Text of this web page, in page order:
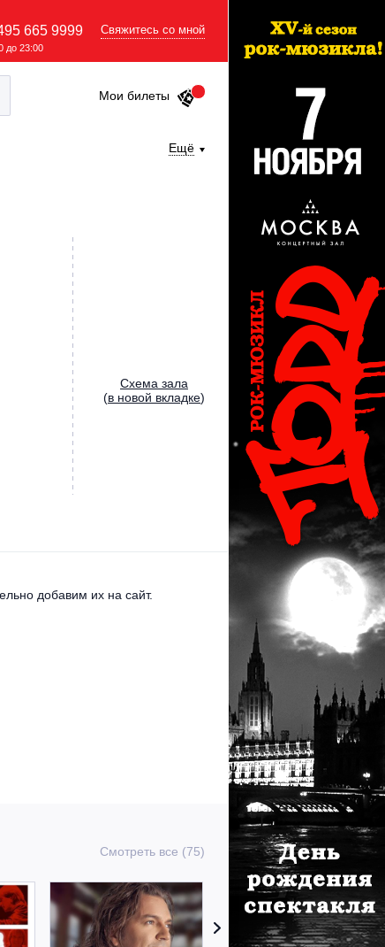
665 9999
до 23:00
Свяжитесь со мной
Мои билеты
Ещё
Cхема зала
(в новой вкладке)
добавим их на сайт.
Смотреть все (75)